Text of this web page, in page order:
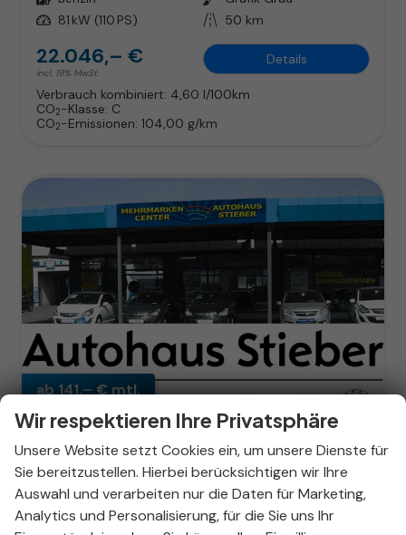
Leistung 81 kW (110 PS) Kilometerstand 50 km
22.046,– €
incl. 19% MwSt.
Details
Verbrauch kombiniert: 4,60 l/100km
CO2-Klasse: C
CO2-Emissionen: 104,00 g/km
ab 141,– € mtl.
Opel Corsa
GS Hybrid Elektrisches 6-GangDoppelkupplungsgetriebe (eDCT)
sofort lieferbar Neuwagen
Wir respektieren Ihre Privatsphäre
Unsere Website setzt Cookies ein, um unsere Dienste für
Sie bereitzustellen. Hierbei berücksichtigen wir Ihre
Auswahl und verarbeiten nur die Daten für Marketing,
Analytics und Personalisierung, für die Sie uns Ihr